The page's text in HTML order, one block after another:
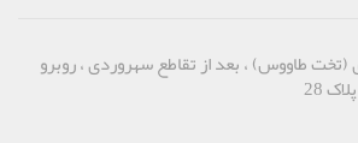
طاووس) ، بعد از تقاطع سهروردی ، روبرو